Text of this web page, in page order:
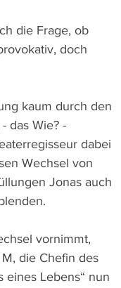
die Frage, ob
doch
kaum durch den
das Wie? -
dabei
Wechsel von
Jonas auch
vornimmt,
die Chefin des
eines Lebens“ nun